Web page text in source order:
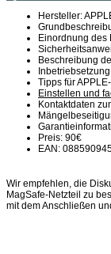
Hersteller:
Einordnung des
Beschreibung
Tipps für
Einstellen und
Kontaktdaten
Preis: 90€
EAN:
Wir empfehlen, die
MagSafe-Netzteil zu
mit dem Anschließen